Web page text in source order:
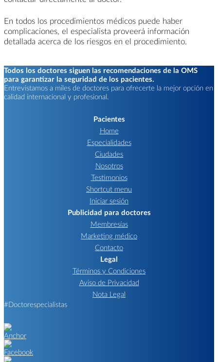
En todos los procedimientos médicos puede haber
complicaciones, el especialista proveerá información
detallada acerca de los riesgos en el procedimiento.
Todos los doctores siguen las recomendaciones de la OMS
para garantizar la seguridad de los pacientes.
Entrevistamos a miles de doctores para ofrecerte la mejor opción en
calidad internacional y profesional.
Pacientes
Home
Especialidades
Ciudades
Nosotros
Testimonios
Shortcut menu
Iniciar sesión
Publicidad para doctores
Membresías
Marketing médico
Contacto
Legal
Términos y Condiciones
Aviso de Privacidad
Nota Legal
#Doctorespecialistas